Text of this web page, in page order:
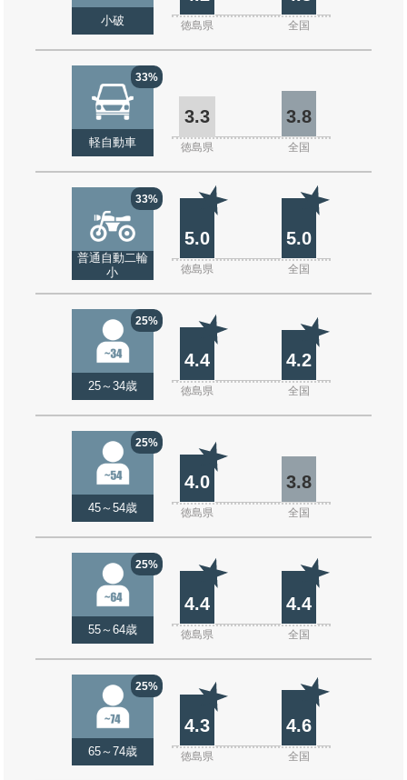
小破 徳島県 全国
33%
軽自動車
3.3 3.8
徳島県 全国
33%
普通自動二輪
小
5.0 5.0
徳島県 全国
25%
25～34歳
4.4 4.2
徳島県 全国
25%
45～54歳
4.0 3.8
徳島県 全国
25%
55～64歳
4.4 4.4
徳島県 全国
25%
65～74歳
4.3 4.6
徳島県 全国